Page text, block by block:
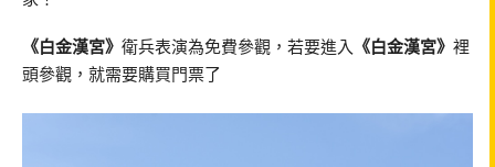
《白金漢宮》 衛兵表演為免費參觀，若要進入 《白金漢宮》 裡
頭參觀，就需要購買門票了